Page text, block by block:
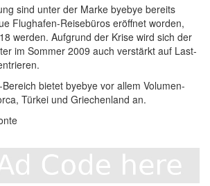
sind unter der Marke byebye bereits
Flughafen-Reisebüros eröffnet worden,
werden. Aufgrund der Krise wird sich der
im Sommer 2009 auch verstärkt auf Last-
bietet byebye vor allem Volumen-
Türkei und Griechenland an.